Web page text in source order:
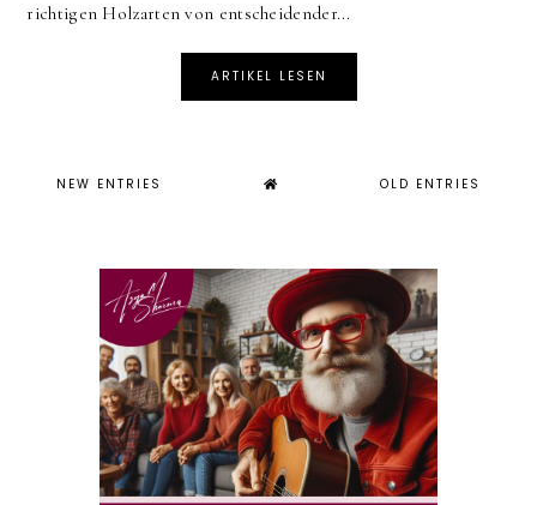
richtigen Holzarten von entscheidender...
ARTIKEL LESEN
NEW ENTRIES OLD ENTRIES